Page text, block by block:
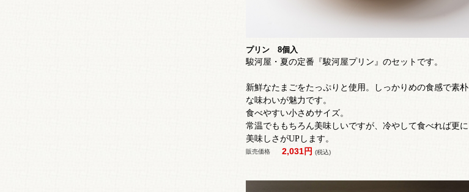
プリン 8個入
駿河屋・夏の定番『駿河屋プリン』のセットです。
新鮮なたまごをたっぷりと使用。 しっかりめの食感で素朴
な味わいが魅力です。
食べやすい小さめサイズ。
常温でももちろん美味しいですが、冷やして食べれば更に
美味しさがUPします。
販売価格 2,031円 (税込)